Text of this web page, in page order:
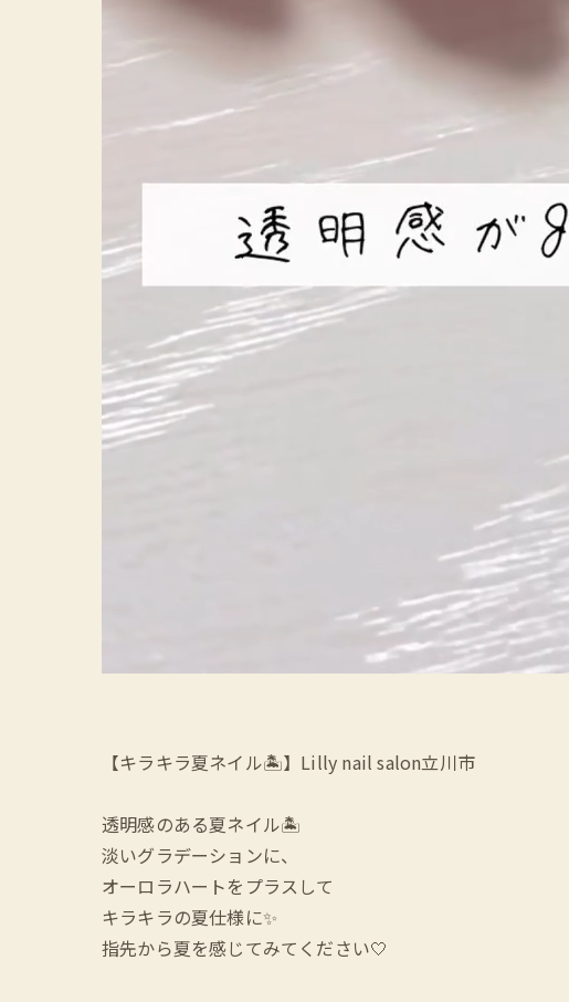
【キラキラ夏ネイル🏝️】Lilly nail salon立川市
透明感のある夏ネイル🏝️
淡いグラデーションに、
オーロラハートをプラスして
キラキラの夏仕様に✨
指先から夏を感じてみてください🤍